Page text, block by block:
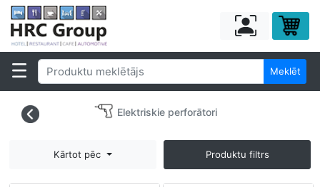
Meklēt
Elektriskie perforātori
Kārtot pēc Produktu filtrs